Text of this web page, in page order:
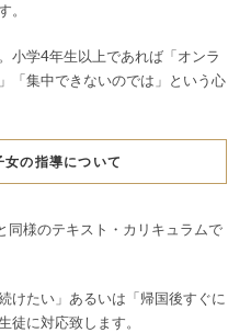
。
小学4年生以上であれば「オンラ
「集中できないのでは」という心
の指導について
同様のテキスト・カリキュラムで
けたい」あるいは「帰国後すぐに
徒に対応致します。